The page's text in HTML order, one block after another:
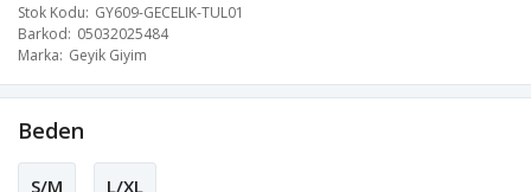
Stok Kodu GY609-GECELIK-TUL01
Barkod 05032025484
Marka Geyik Giyim
Beden
S/M L/XL